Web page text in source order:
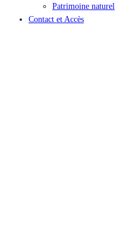
Patrimoine naturel
Contact et Accès